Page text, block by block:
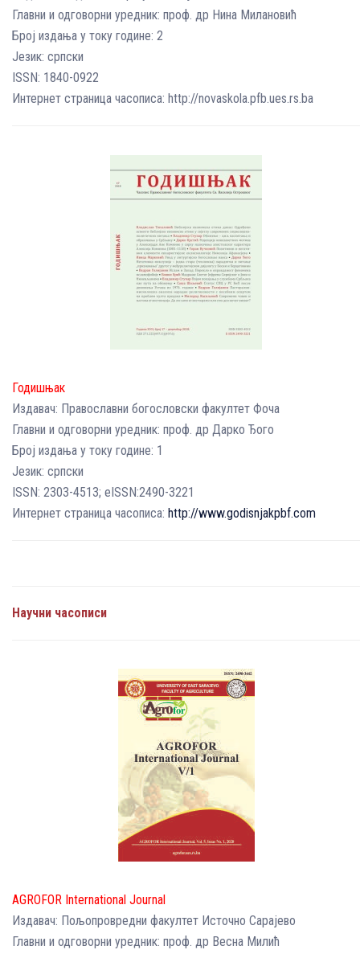
Главни и одговорни уредник: проф. др Нина Милановић
Број издања у току године: 2
Језик: српски
ISSN: 1840-0922
Интернет страница часописа: http://novaskola.pfb.ues.rs.ba
Годишњак
Издавач: Православни богословски факултет Фоча
Главни и одговорни уредник: проф. др Дарко Ђого
Број издања у току године: 1
Језик: српски
ISSN: 2303-4513; eISSN:2490-3221
Интернет страница часописа: http://www.godisnjakpbf.com
Научни часописи
AGROFOR International Journal
Издавач: Пољопровредни факултет Источно Сарајево
Главни и одговорни уредник: проф. др Весна Милић